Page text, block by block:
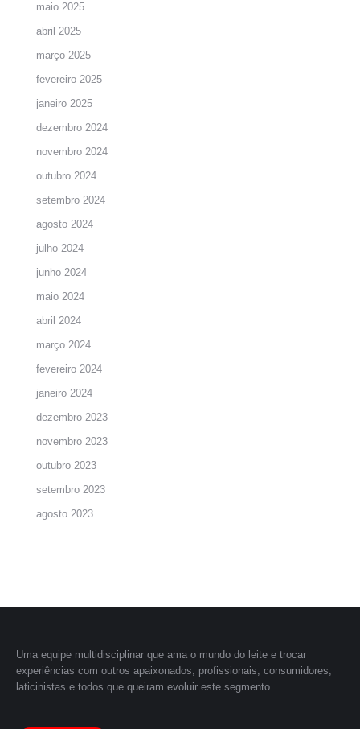
maio 2025
abril 2025
março 2025
fevereiro 2025
janeiro 2025
dezembro 2024
novembro 2024
outubro 2024
setembro 2024
agosto 2024
julho 2024
junho 2024
maio 2024
abril 2024
março 2024
fevereiro 2024
janeiro 2024
dezembro 2023
novembro 2023
outubro 2023
setembro 2023
agosto 2023
Uma equipe multidisciplinar que ama o mundo do leite e trocar
experiências com outros apaixonados, profissionais, consumidores,
laticinistas e todos que queiram evoluir este segmento.